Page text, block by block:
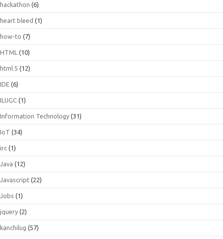
hackathon (6)
heart bleed (1)
how-to (7)
HTML (10)
html 5 (12)
IDE (6)
ILUGC (1)
Information Technology (31)
IoT (34)
irc (1)
Java (12)
Javascript (22)
Jobs (1)
jquery (2)
kanchilug (57)